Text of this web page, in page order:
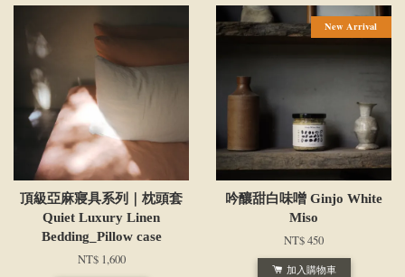
頂級亞麻寢具系列｜枕頭套
Quiet Luxury Linen
Bedding_Pillow case
NT$ 1,600
New Arrival
吟釀甜白味噌 Ginjo White
Miso
NT$ 450
加入購物車